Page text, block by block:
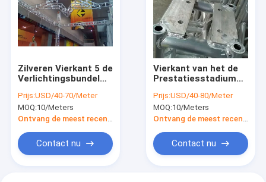
Zilveren Vierkant 5 de
Verlichtingsbundel
Sterrenstadium voor
Prestaties
Prijs:USD/40-70/Meter
MOQ:10/Meters
Ontvang de meest recente Prijs
Contact nu
Vierkant van het de
Prestatiesstadium
Boutaluminium van
de de
Verlichtingsbundel
300mm
Prijs:USD/40-80/Meter
MOQ:10/Meters
Ontvang de meest recente Prijs
Contact nu